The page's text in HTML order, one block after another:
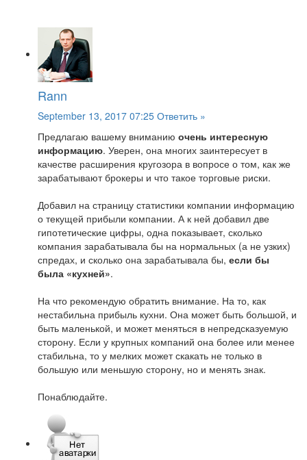
Rann
September 13, 2017 07:25 Ответить »
Предлагаю вашему вниманию очень интересную
информацию. Уверен, она многих заинтересует в
качестве расширения кругозора в вопросе о том, как же
зарабатывают брокеры и что такое торговые риски.
Добавил на страницу статистики компании информацию
о текущей прибыли компании. А к ней добавил две
гипотетические цифры, одна показывает, сколько
компания зарабатывала бы на нормальных (а не узких)
спредах, и сколько она зарабатывала бы, если бы
была «кухней».
На что рекомендую обратить внимание. На то, как
нестабильна прибыль кухни. Она может быть большой, и
быть маленькой, и может меняться в непредсказуемую
сторону. Если у крупных компаний она более или менее
стабильна, то у мелких может скакать не только в
большую или меньшую сторону, но и менять знак.
Понаблюдайте.